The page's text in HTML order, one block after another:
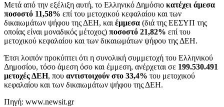
Μετά από την εξέλιξη αυτή, το Ελληνικό Δημόσιο κατέχει άμεσα
ποσοστό 11,58% επί του μετοχικού κεφαλαίου και των
δικαιωμάτων ψήφου της ΔΕΗ, και έμμεσα (διά της ΕΕΣΥΠ της
οποίας είναι μοναδικός μέτοχος) ποσοστό 21,82% επί του
μετοχικού κεφαλαίου και των δικαιωμάτων ψήφου της ΔΕΗ.
Έτσι λοιπόν προκύπτει ότι η συνολική συμμετοχή του Ελληνικού
Δημοσίου, τόσο άμεση όσο και έμμεση, ανέρχεται σε 199.530.491
μετοχές ΔΕΗ, που αντιστοιχούν στο 33,4% του μετοχικού
κεφαλαίου και των δικαιωμάτων ψήφου της ΔΕΗ.
Πηγή: www.newsit.gr